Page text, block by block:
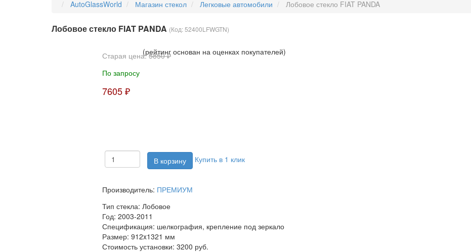
AutoGlassWorld Магазин стекол Легковые автомобили Лобовое стекло FIAT PANDA
Лобовое стекло FIAT PANDA (Код:52400LFWGTN)
(рейтинг основан на оценках покупателей)
Старая цена:5850 ₽
По запросу
7605 ₽
Купить в 1 клик
Производитель: ПРЕМИУМ
Тип стекла: Лобовое
Год: 2003-2011
Спецификация: шелкография, крепление под зеркало
Размер: 912x1321 мм
Стоимость установки: 3200 руб.